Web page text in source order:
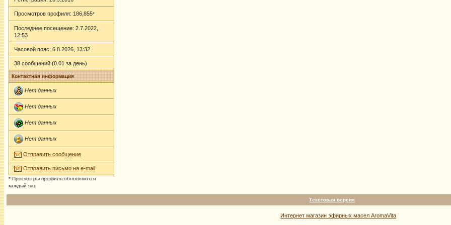
Просмотров профиля: 186,855*
Последнее посещение: 2.7.2022,
12:53
Часовой пояс: 6.8.2026, 13:32
38 сообщений (0.01 за день)
Контактная информация
Нет данных
Нет данных
Нет данных
Нет данных
Отправить сообщение
Отправить письмо на e-mail
* Просмотры профиля обновляются
каждый час
Текстовая версия
Интернет магазин эфирных масел AromaVita